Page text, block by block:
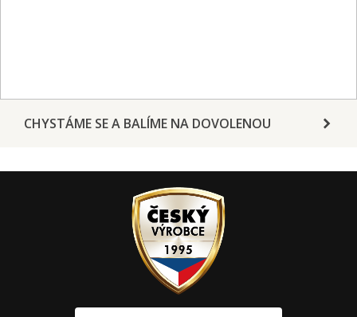
CHYSTÁME SE A BALÍME NA DOVOLENOU